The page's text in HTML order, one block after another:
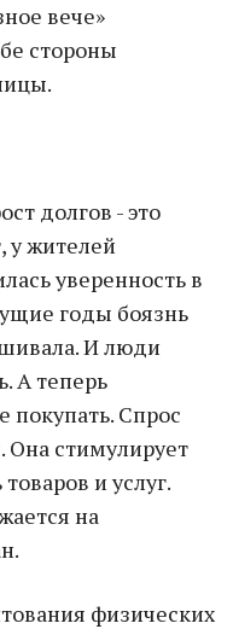
вече»
стороны
долгов - это
у жителей
уверенность в
годы боязнь
И люди
А теперь
покупать. Спрос
Она стимулирует
и услуг.
на
физических